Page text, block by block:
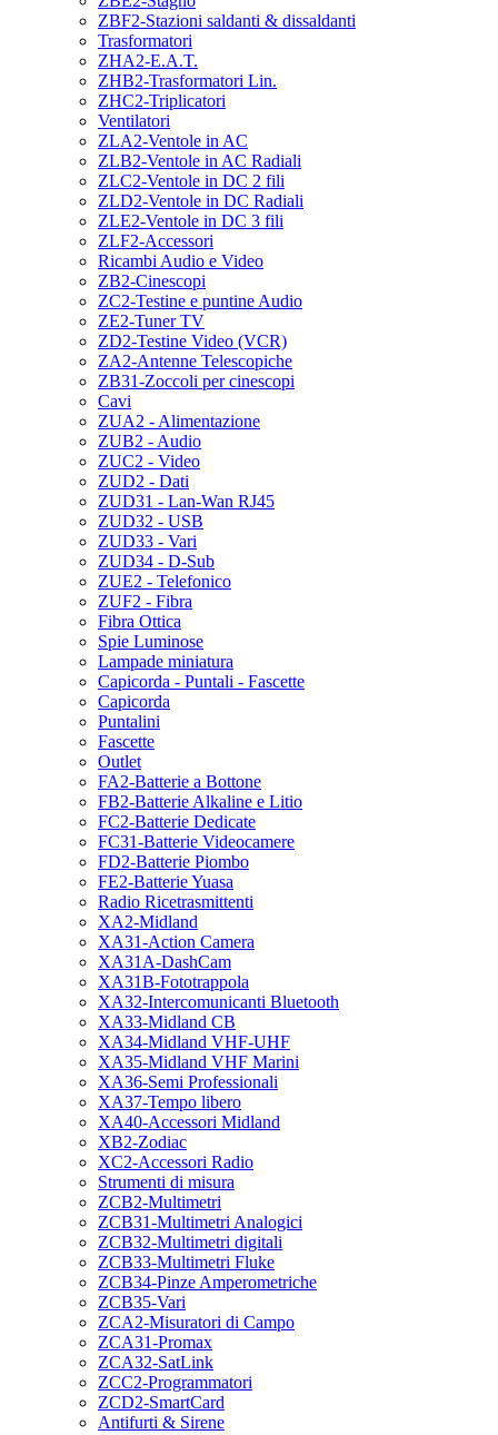
ZBF2-Stazioni saldanti & dissaldanti
Trasformatori
ZHA2-E.A.T.
ZHB2-Trasformatori Lin.
ZHC2-Triplicatori
Ventilatori
ZLA2-Ventole in AC
ZLB2-Ventole in AC Radiali
ZLC2-Ventole in DC 2 fili
ZLD2-Ventole in DC Radiali
ZLE2-Ventole in DC 3 fili
ZLF2-Accessori
Ricambi Audio e Video
ZB2-Cinescopi
ZC2-Testine e puntine Audio
ZE2-Tuner TV
ZD2-Testine Video (VCR)
ZA2-Antenne Telescopiche
ZB31-Zoccoli per cinescopi
Cavi
ZUA2 - Alimentazione
ZUB2 - Audio
ZUC2 - Video
ZUD2 - Dati
ZUD31 - Lan-Wan RJ45
ZUD32 - USB
ZUD33 - Vari
ZUD34 - D-Sub
ZUE2 - Telefonico
ZUF2 - Fibra
Fibra Ottica
Spie Luminose
Lampade miniatura
Capicorda - Puntali - Fascette
Capicorda
Puntalini
Fascette
Outlet
FA2-Batterie a Bottone
FB2-Batterie Alkaline e Litio
FC2-Batterie Dedicate
FC31-Batterie Videocamere
FD2-Batterie Piombo
FE2-Batterie Yuasa
Radio Ricetrasmittenti
XA2-Midland
XA31-Action Camera
XA31A-DashCam
XA31B-Fototrappola
XA32-Intercomunicanti Bluetooth
XA33-Midland CB
XA34-Midland VHF-UHF
XA35-Midland VHF Marini
XA36-Semi Professionali
XA37-Tempo libero
XA40-Accessori Midland
XB2-Zodiac
XC2-Accessori Radio
Strumenti di misura
ZCB2-Multimetri
ZCB31-Multimetri Analogici
ZCB32-Multimetri digitali
ZCB33-Multimetri Fluke
ZCB34-Pinze Amperometriche
ZCB35-Vari
ZCA2-Misuratori di Campo
ZCA31-Promax
ZCA32-SatLink
ZCC2-Programmatori
ZCD2-SmartCard
Antifurti & Sirene